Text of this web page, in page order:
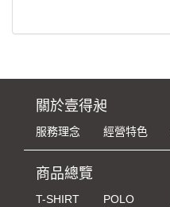
關於壹得昶
服務理念 經營特色
商品總覽
T-SHIRT POLO